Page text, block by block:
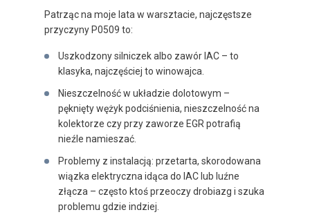
Patrząc na moje lata w warsztacie, najczęstsze
przyczyny P0509 to:
Uszkodzony silniczek albo zawór IAC – to
klasyka, najczęściej to winowajca.
Nieszczelność w układzie dolotowym –
pęknięty wężyk podciśnienia, nieszczelność na
kolektorze czy przy zaworze EGR potrafią
nieźle namieszać.
Problemy z instalacją: przetarta, skorodowana
wiązka elektryczna idąca do IAC lub luźne
złącza – często ktoś przeoczy drobiazg i szuka
problemu gdzie indziej.